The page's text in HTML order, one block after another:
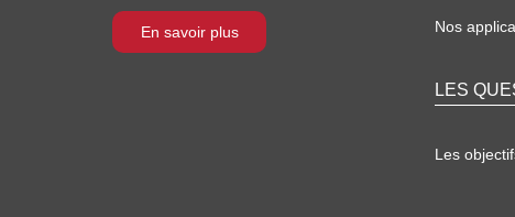
En savoir plus Nos
LES
Les